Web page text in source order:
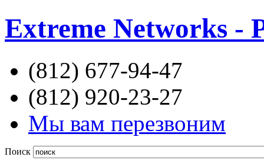
Extreme Networks -
(812) 677-94-47
(812) 920-23-27
Мы вам перезвоним
Поиск